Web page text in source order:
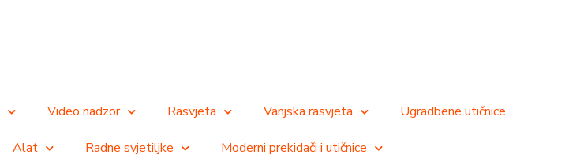
Video nadzor Rasvjeta Vanjska rasvjeta Ugradbene utičnice
Alat Radne svjetiljke Moderni prekidači i utičnice